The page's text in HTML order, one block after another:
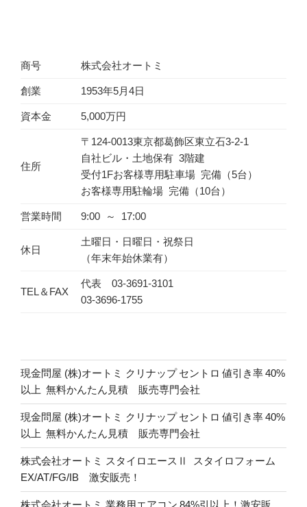
商号 株式会社オートミ
創業 1953年5月4日
資本金 5,000万円
住所
〒124-0013東京都葛飾区東立石3-2-1
自社ビル・土地保有 3階建
受付1Fお客様専用駐車場 完備（5台）
お客様専用駐輪場 完備（10台）
営業時間 9:00 ～ 17:00
休日
土曜日・日曜日・祝祭日
（年末年始休業有）
TEL＆FAX
代表 03-3691-3101
03-3696-1755
現金問屋 (株)オートミ クリナップ セントロ 値引き率 40%
以上 無料かんたん見積 販売専門会社
現金問屋 (株)オートミ クリナップ セントロ 値引き率 40%
以上 無料かんたん見積 販売専門会社
株式会社オートミ スタイロエースⅡ スタイロフォーム
EX/AT/FG/IB 激安販売！
株式会社オートミ 業務用エアコン 84%引以上！激安販